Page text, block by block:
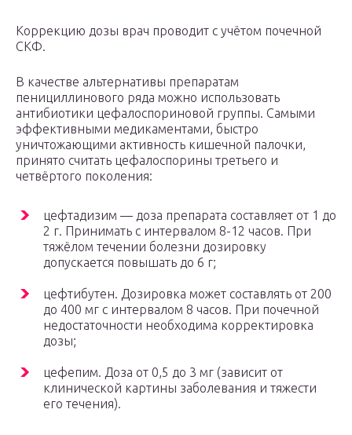
Коррекцию дозы врач проводит с учётом почечной
СКФ.
В качестве альтернативы препаратам
пенициллинового ряда можно использовать
антибиотики цефалоспориновой группы. Самыми
эффективными медикаментами, быстро
уничтожающими активность кишечной палочки,
принято считать цефалоспорины третьего и
четвёртого поколения:
цефтадизим — доза препарата составляет от 1 до
2 г. Принимать с интервалом 8-12 часов. При
тяжёлом течении болезни дозировку
допускается повышать до 6 г;
цефтибутен. Дозировка может составлять от 200
до 400 мг с интервалом 8 часов. При почечной
недостаточности необходима корректировка
дозы;
цефепим. Доза от 0,5 до 3 мг (зависит от
клинической картины заболевания и тяжести
его течения).